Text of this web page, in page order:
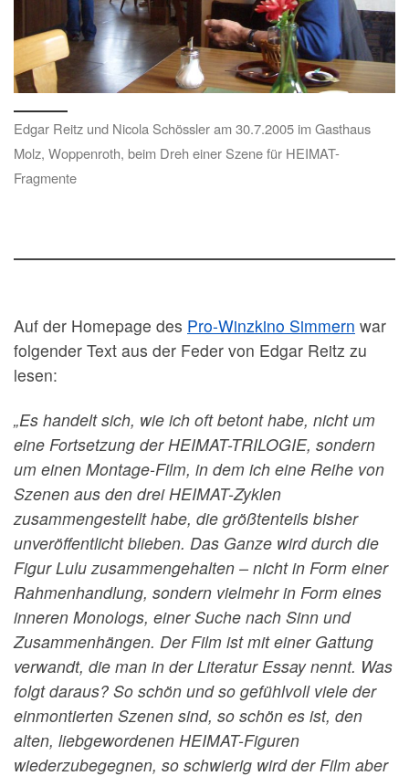
Edgar Reitz und Nicola Schössler am 30.7.2005 im Gasthaus
Molz, Woppenroth, beim Dreh einer Szene für HEIMAT-
Fragmente
Auf der Homepage des Pro-Winzkino Simmern war
folgender Text aus der Feder von Edgar Reitz zu
lesen:
„Es handelt sich, wie ich oft betont habe, nicht um
eine Fortsetzung der HEIMAT-TRILOGIE, sondern
um einen Montage-Film, in dem ich eine Reihe von
Szenen aus den drei HEIMAT-Zyklen
zusammengestellt habe, die größtenteils bisher
unveröffentlicht blieben. Das Ganze wird durch die
Figur Lulu zusammengehalten – nicht in Form einer
Rahmenhandlung, sondern vielmehr in Form eines
inneren Monologs, einer Suche nach Sinn und
Zusammenhängen. Der Film ist mit einer Gattung
verwandt, die man in der Literatur Essay nennt. Was
folgt daraus? So schön und so gefühlvoll viele der
einmontierten Szenen sind, so schön es ist, den
alten, liebgewordenen HEIMAT-Figuren
wiederzubegegnen, so schwierig wird der Film aber